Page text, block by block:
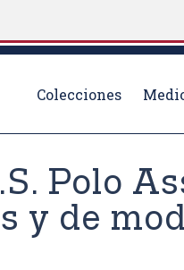
Colecciones
Polo
y de